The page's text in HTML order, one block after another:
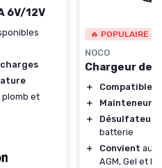
6V/12V
et
🔥 POPULAIRE
NOCO
Chargeur de
＋ Compatible
＋
Mainteneur
＋
Désulfateur
batterie
＋
Convient aux
AGM, Gel et